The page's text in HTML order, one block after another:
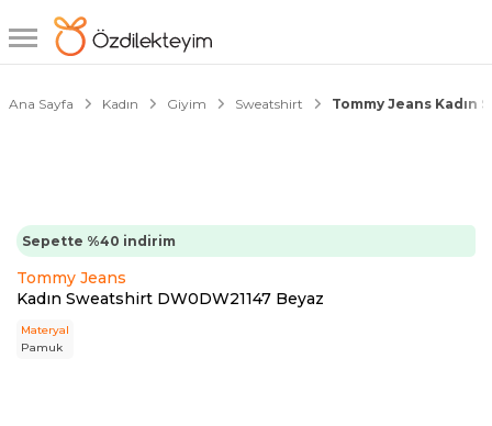
Ana Sayfa Kadın Giyim Sweatshirt Tommy Jeans Kadın
Sepette %40 indirim
Tommy Jeans
Kadın Sweatshirt DW0DW21147 Beyaz
Materyal
Pamuk
1/4